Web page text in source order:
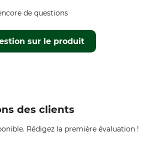
sur le produit
de questions
des clients
Rédigez la première évaluation !